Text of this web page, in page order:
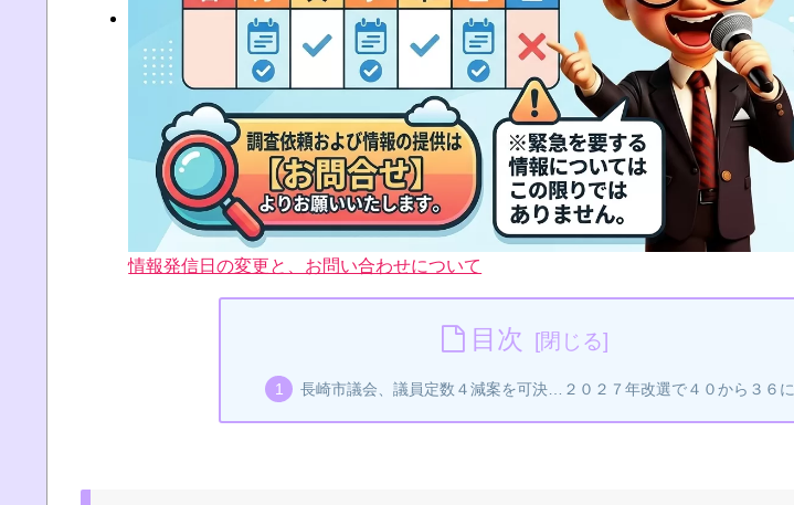
情報発信日の変更と、お問い合わせについて
目次
長崎市議会、議員定数４減案を可決…２０２７年改選で４０から３６に